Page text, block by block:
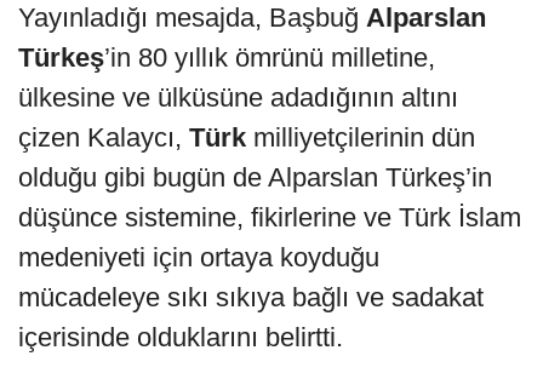
Yayınladığı mesajda, Başbuğ Alparslan
Türkeş’in 80 yıllık ömrünü milletine,
ülkesine ve ülküsüne adadığının altını
çizen Kalaycı, Türk milliyetçilerinin dün
olduğu gibi bugün de Alparslan Türkeş’in
düşünce sistemine, fikirlerine ve Türk İslam
medeniyeti için ortaya koyduğu
mücadeleye sıkı sıkıya bağlı ve sadakat
içerisinde olduklarını belirtti.